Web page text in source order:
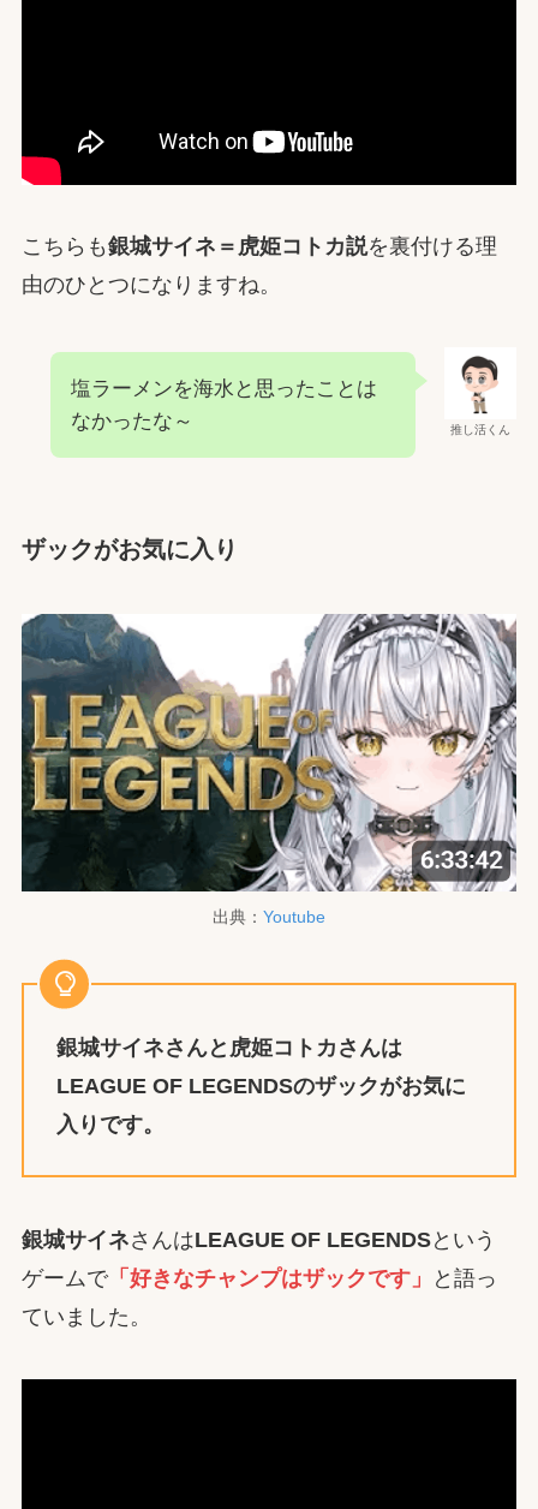
こちらも銀城サイネ＝虎姫コトカ説を裏付ける理
由のひとつになりますね。
推し活くん
塩ラーメンを海水と思ったことは
なかったな～
ザックがお気に入り
出典： Youtube
銀城サイネさんと虎姫コトカさんは
LEAGUE OF LEGENDSのザックがお気に
入りです。
銀城サイネさんはLEAGUE OF LEGENDSという
ゲームで「好きなチャンプはザックです」
と語っ
ていました。